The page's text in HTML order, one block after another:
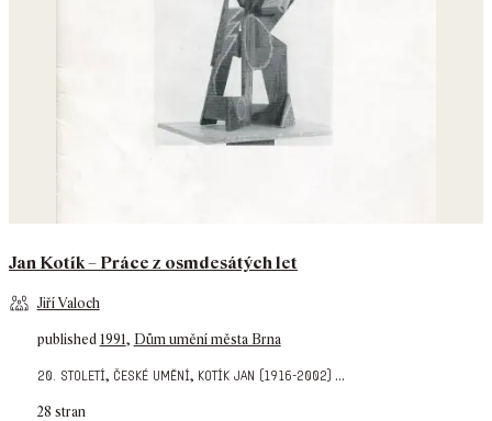
Jan Kotík – Práce z osmdesátých let
Jiří Valoch
published 1991, Dům umění města Brna
20. století, české umění, kotík jan (1916-2002) ...
28 stran